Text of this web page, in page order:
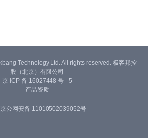
Technology Ltd. All rights reserved. 极客邦控
股（北京）有限公司
京 ICP 备 16027448 号 - 5
产品资质
京公网安备 11010502039052号